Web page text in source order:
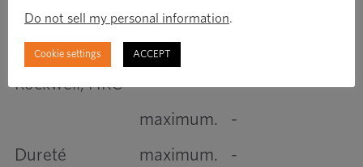
maximum.
95,0g
Dureté
Rockwell, HRC
min.
maximum.
-
Dureté
maximum. -
Do not sell my personal information.
Cookie settings ACCEPT